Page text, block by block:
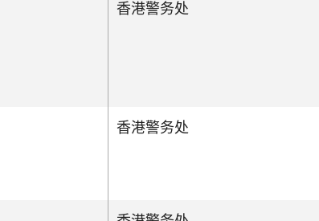
香港警务处
香港警务处